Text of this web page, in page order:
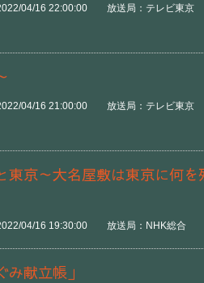
04/16 22:00:00 放送局：テレビ東京
04/16 21:00:00 放送局：テレビ東京
京～大名屋敷は東京に何を
04/16 19:30:00 放送局：NHK総合
献立帳」